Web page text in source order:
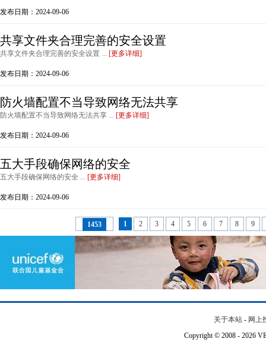
发布日期：2024-09-06
共享文件夹合理完善的安全设置
共享文件夹合理完善的安全设置 ... [更多详细]
发布日期：2024-09-06
防火墙配置不当导致网络无法共享
防火墙配置不当导致网络无法共享 ... [更多详细]
发布日期：2024-09-06
五大手段确保网络的安全
五大手段确保网络的安全 ... [更多详细]
发布日期：2024-09-06
1453 1 2 3 4 5 6 7 8 9
关于本站 - 网上
Copyright © 2008 - 2026